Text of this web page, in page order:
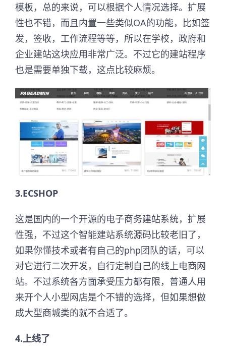
模板，总的来说，可以根据个人情况选择。扩展
性也不错，而且内置一些类似OA的功能，比如签
发，签收，工作流程等等，所以在学校，政府和
企业建站这块应用非常广泛。不过它的建站程序
也是需要单独下载，这点比较麻烦。
3.ECSHOP
这是国内的一个开源的电子商务建站系统，扩展
性强，不过这个智能建站系统源码比较老旧了，
如果你懂技术或者有自己的php团队的话，可以
对它进行二次开发，自行定制自己的线上电商网
站。不过系统各方面承受压力都有限，普通人用
来开个人小型网店是个不错的选择，但如果想做
成大型商城类的就不合适了。
4.上线了